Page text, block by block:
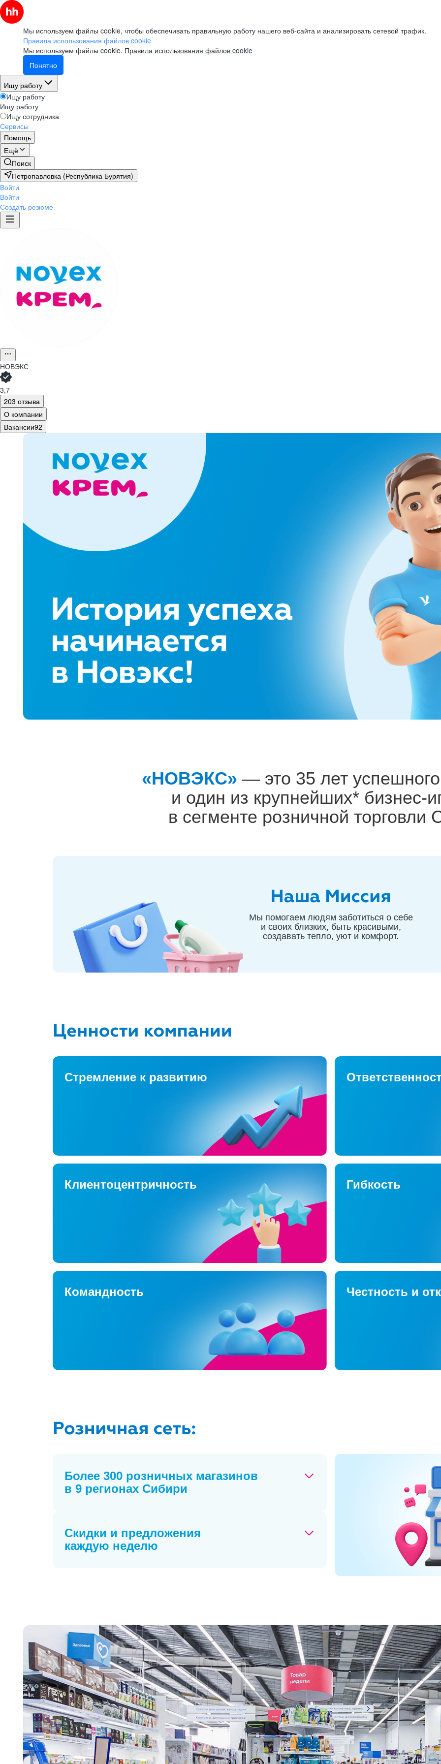
Мы используем файлы cookie, чтобы обеспечивать правильную работу нашего веб-сайта и анализировать сетевой трафик.
Правила использования файлов cookie
Мы используем файлы cookie. Правила использования файлов cookie
Понятно
Ищу работу
Ищу работу
Ищу работу
Ищу сотрудника
Сервисы
Помощь
Ещё
Поиск
Петропавловка (Республика Бурятия)
Войти
Войти
Создать резюме
НОВЭКС
3,7
203 отзыва
О компании
Вакансии92
«НОВЭКС» — это 35 лет
и один из крупнейших*
в сегменте розничной торговли
Мы помогаем людям заботиться о себе
и своих близких, быть красивыми,
создавать тепло, уют и комфорт.
Стремление к развитию
Клиентоцентричность Гибкость
Командность Честность и
Более 300 розничных магазинов
в 9 регионах Сибири
Скидки и предложения
каждую неделю